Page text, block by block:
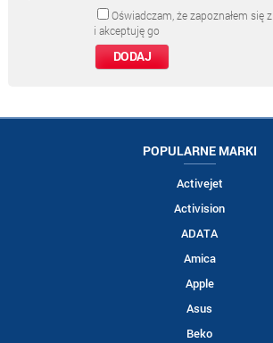
Oświadczam, że zapoznałem się z
i akceptuję go
POPULARNE MARKI
Activejet
Activision
ADATA
Amica
Apple
Asus
Beko